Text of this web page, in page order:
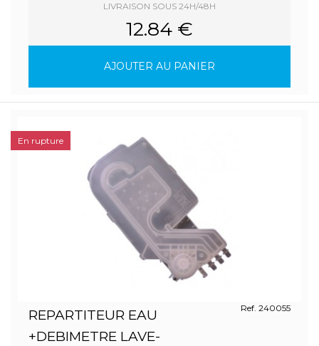
LIVRAISON SOUS 24H/48H
12.84 €
AJOUTER AU PANIER
REPARTITEUR EAU
+DEBIMETRE LAVE-
Ref. 240055
En rupture